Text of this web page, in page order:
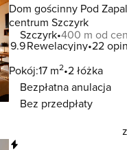
Dom gościnny Pod
centrum Szczyrk
Szczyrk 400 m od
9.9Rewelacyjny 22
Pokój:17 m2 2 łóżka
Bezpłatna anulacja
Bez przedpłaty